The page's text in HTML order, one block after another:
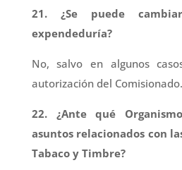
21. ¿Se puede
expendeduría?
No, salvo en algunos
autorización del Comisionado.
22. ¿Ante qué
asuntos relacionados con
Tabaco y Timbre?